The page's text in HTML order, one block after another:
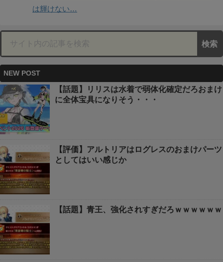
は輝けない…
NEW POST
【話題】リリスは水着で弱体化確定だろおまけ
に全体宝具になりそう・・・
【評価】アルトリアはログレスのおまけパーツ
としてはいい感じか
【話題】青王、強化されすぎだろｗｗｗｗｗｗ